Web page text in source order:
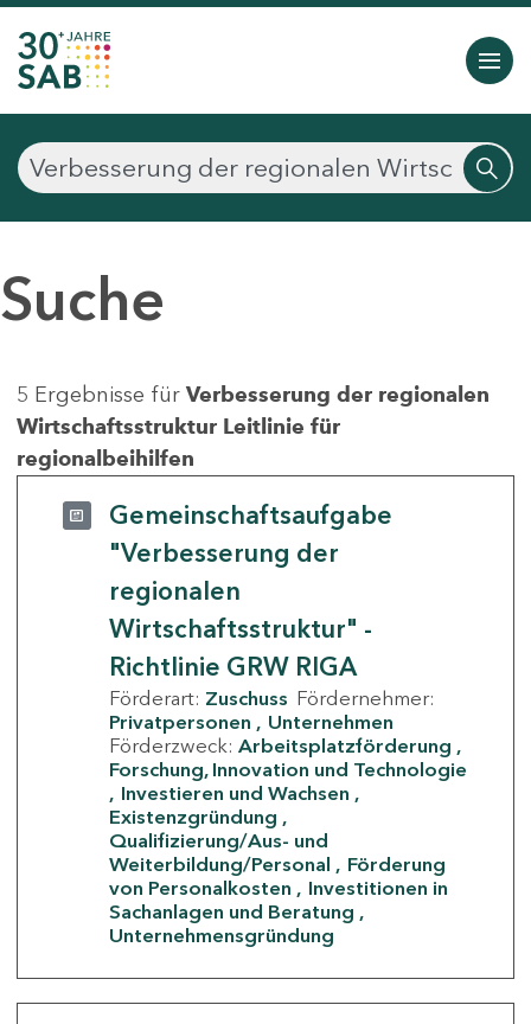
Suche
5 Ergebnisse für Verbesserung der regionalen
Wirtschaftsstruktur Leitlinie für
regionalbeihilfen
Gemeinschaftsaufgabe
"Verbesserung der
regionalen
Wirtschaftsstruktur" -
Richtlinie GRW RIGA
Förderart: Zuschuss Fördernehmer:
Privatpersonen
Unternehmen
Förderzweck: Arbeitsplatzförderung
Forschung, Innovation und Technologie
Investieren und Wachsen
Existenzgründung
Qualifizierung/Aus- und
Weiterbildung/Personal
Förderung
von Personalkosten
Investitionen in
Sachanlagen und Beratung
Unternehmensgründung